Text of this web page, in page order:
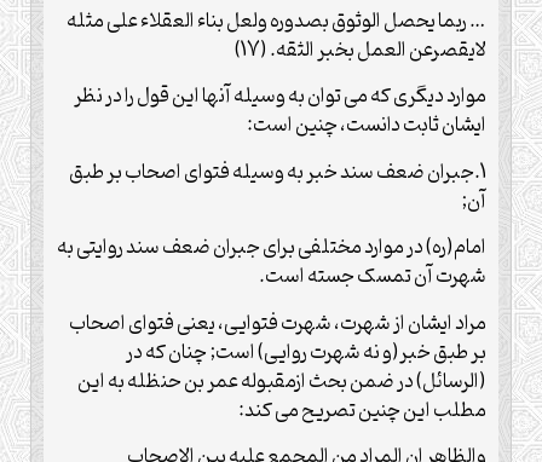
… ربما یحصل الوثوق بصدوره ولعل بناء العقلاء علی مثله
لایقصرعن العمل بخبر الثقه. (17)
موارد دیگری که می توان به وسیله آنها این قول را در نظر
ایشان ثابت دانست، چنین است:
1.جبران ضعف سند خبر به وسیله فتوای اصحاب بر طبق
آن;
امام(ره) در موارد مختلفی برای جبران ضعف سند روایتی به
شهرت آن تمسک جسته است.
مراد ایشان از شهرت، شهرت فتوایی، یعنی فتوای اصحاب
بر طبق خبر(و نه شهرت روایی) است; چنان که در
(الرسائل) در ضمن بحث ازمقبوله عمر بن حنظله به این
مطلب این چنین تصریح می کند: